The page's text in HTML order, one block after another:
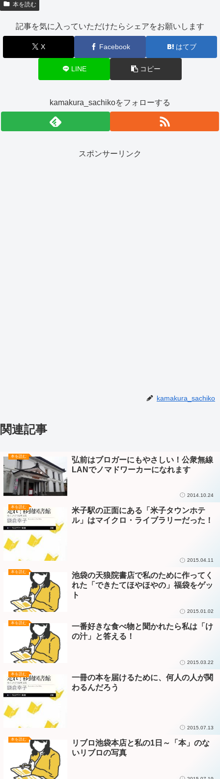
本を読む
記事を気に入っていただけたらシェアをお願いします
X Facebook はてブ
LINE コピー
kamakura_sachikoをフォローする
スポンサーリンク
kamakura_sachiko
関連記事
本を読む
弘前はブロガーにもやさしい！公衆無線
LANでノマドワーカーになれます
2014.10.24
本を読む
米子駅の正面にある「米子タウンホテ
ル」はマイクロ・ライブラリーだった！
2015.04.11
本を読む
池袋の天狼院書店で私のために作ってく
れた「できたてほやほやの」福袋をゲッ
ト
2015.01.02
本を読む
一番好きな食べ物と聞かれたら私は「け
の汁」と答える！
2015.03.22
本を読む
一冊の本を届けるために、何人の人が関
わるんだろう
2015.07.13
本を読む
リブロ池袋本店と私の1日～「本」のな
いリブロの写真